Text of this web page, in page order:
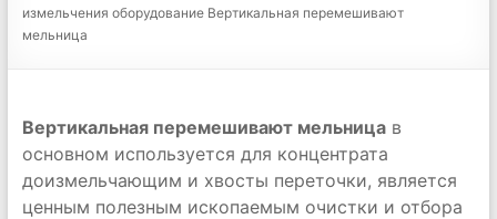
измельчения оборудование Вертикальная перемешивают
мельница
Вертикальная перемешивают мельницав
основном используется для концентрата
доизмельчающим и хвосты переточки, является
ценным полезным ископаемым очистки и отбора